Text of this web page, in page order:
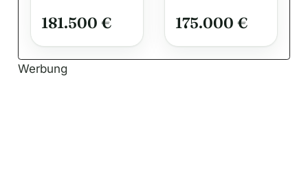
181.500 € 175.000 €
Werbung